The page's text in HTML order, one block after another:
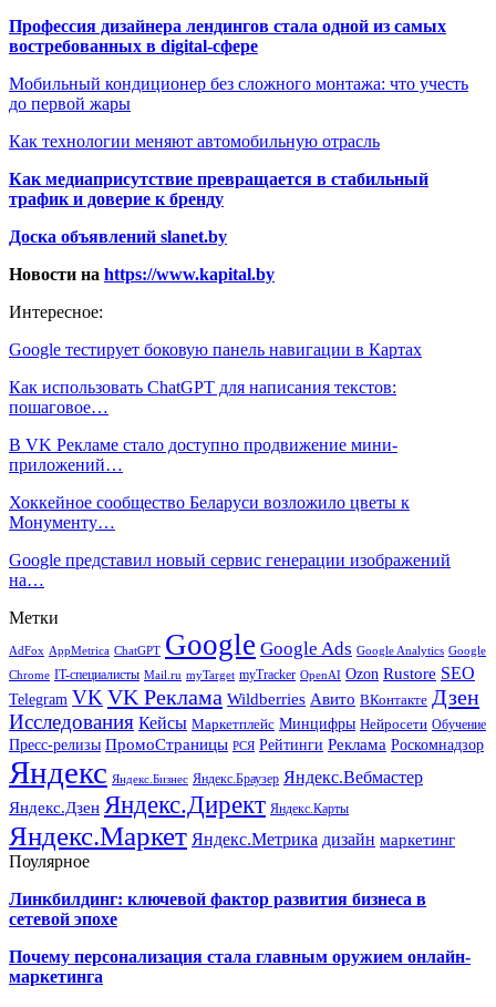
Профессия дизайнера лендингов стала одной из самых
востребованных в digital-сфере
Мобильный кондиционер без сложного монтажа: что учесть
до первой жары
Как технологии меняют автомобильную отрасль
Как медиаприсутствие превращается в стабильный
трафик и доверие к бренду
Доска объявлений slanet.by
Новости на https://www.kapital.by
Интересное:
Google тестирует боковую панель навигации в Картах
Как использовать ChatGPT для написания текстов:
пошаговое…
В VK Рекламе стало доступно продвижение мини-
приложений…
Хоккейное сообщество Беларуси возложило цветы к
Монументу…
Google представил новый сервис генерации изображений
на…
Метки
AdFox AppMetrica ChatGPT Google Google Ads Google Analytics Google
Chrome IT-специалисты Mail.ru myTarget myTracker OpenAI Ozon Rustore SEO
Telegram VK VK Реклама Wildberries Авито ВКонтакте Дзен
Исследования Кейсы Маркетплейс Минцифры Нейросети Обучение
Пресс-релизы ПромоСтраницы РСЯ Рейтинги Реклама Роскомнадзор
Яндекс Яндекс.Бизнес Яндекс.Браузер Яндекс.Вебмастер
Яндекс.Дзен Яндекс.Директ Яндекс.Карты
Яндекс.Маркет Яндекс.Метрика дизайн маркетинг
Поулярное
Линкбилдинг: ключевой фактор развития бизнеса в
сетевой эпохе
Почему персонализация стала главным оружием онлайн-
маркетинга